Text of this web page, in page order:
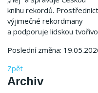
knihu rekordů.
výjimečné rekordmany
a podporuje lidskou
Poslední změna:
Zpět
Archiv